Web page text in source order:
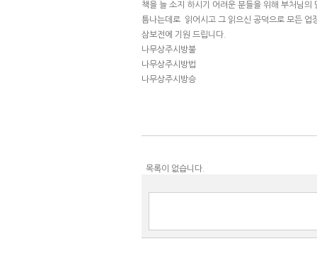
책을 늘 소지 하시기 어려운 분들을 위해 부처님의
틈나는데로 읽어시고 그 읽으신 공덕으로 모든 업
삼보전에 기원 드립니다.
나무상주시방불
나무상주시방법
나무상주시방승
목록이 없습니다.